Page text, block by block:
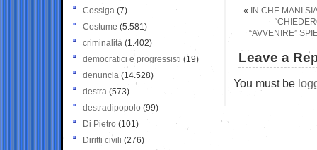
«
IN CHE MANI
“AVVENIRE”
Leave a
You must be
Cossiga (7)
Costume (5.581)
criminalità (1.402)
democratici e progressisti (19)
denuncia (14.528)
destra (573)
destradipopolo (99)
Di Pietro (101)
Diritti civili (276)